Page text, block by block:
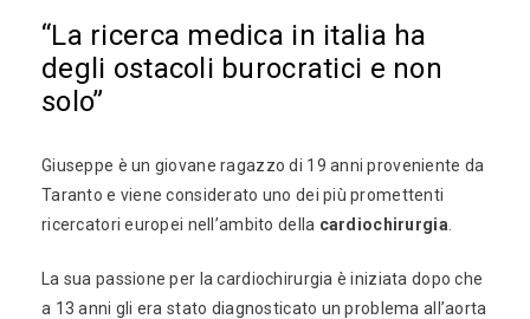
“La ricerca medica in italia ha
degli ostacoli burocratici e non
solo”
Giuseppe è un giovane ragazzo di 19 anni proveniente da
Taranto e viene considerato uno dei più promettenti
ricercatori europei nell’ambito della cardiochirurgia
La sua passione per la cardiochirurgia è iniziata dopo che
a 13 anni gli era stato diagnosticato un problema all’aorta